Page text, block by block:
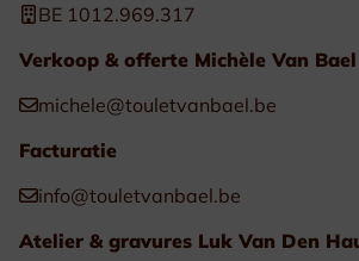
BE 1012.969.317
Verkoop & offerte Michèle Van Bael
michele@touletvanbael.be
Facturatie
info@touletvanbael.be
Atelier & gravures Luk Van Den